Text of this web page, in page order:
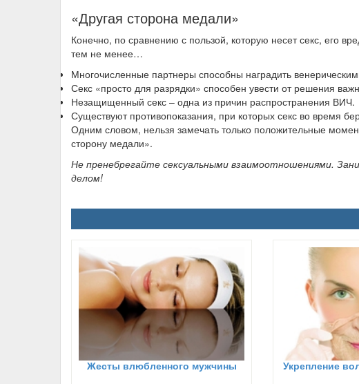
«Другая сторона медали»
Конечно, по сравнению с пользой, которую несет секс, его
тем не менее…
Многочисленные партнеры способны наградить
Секс «просто для разрядки» способен увести от решения
Незащищенный секс – одна из причин распространения ВИЧ.
Существуют противопоказания, при которых секс во время
Одним словом, нельзя замечать только положительные
сторону медали».
Не пренебрегайте сексуальными взаимоотношениями.
делом!
Жесты влюбленного мужчины Укрепление